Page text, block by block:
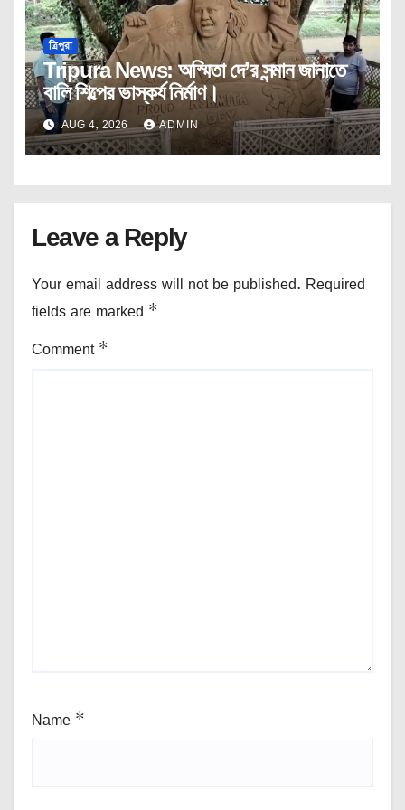
ত্রিপুরা
Tripura News: অস্মিতা দে’র সন্মান জানাতে
বালি শিল্পের ভাস্কর্য নির্মাণ।
AUG 4, 2026 ADMIN
Leave a Reply
Your email address will not be published. Required
fields are marked *
Comment *
Name *